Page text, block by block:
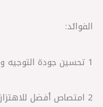
الفوائد:
1 تحسين جودة التوجيه وزيادة سلاسة دوران المقود.
2 امتصاص أفضل للاهتزازات والصدمات من الطريق.